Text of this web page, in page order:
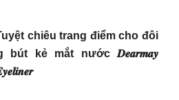
chiêu trang điểm cho đôi
bút kẻ mắt nước 𝑫𝒆𝒂𝒓𝒎𝒂𝒚